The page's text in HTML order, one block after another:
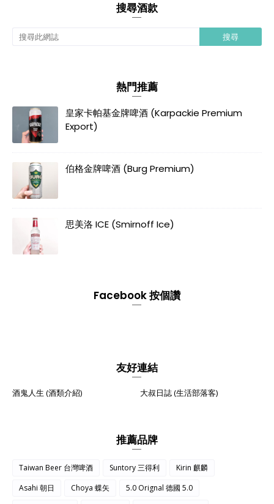
搜尋酒款
熱門推薦
皇家卡帕基金牌啤酒 (Karpackie Premium
Export)
伯格金牌啤酒 (Burg Premium)
思美洛 ICE (Smirnoff Ice)
Facebook 按個讚
友好連結
酒鬼人生 (酒類介紹) 大叔日誌 (生活部落客)
推薦品牌
Taiwan Beer 台灣啤酒 Suntory 三得利
Kirin 麒麟
Asahi 朝日
Choya 蝶矢
5.0 Orignal 德國 5.0